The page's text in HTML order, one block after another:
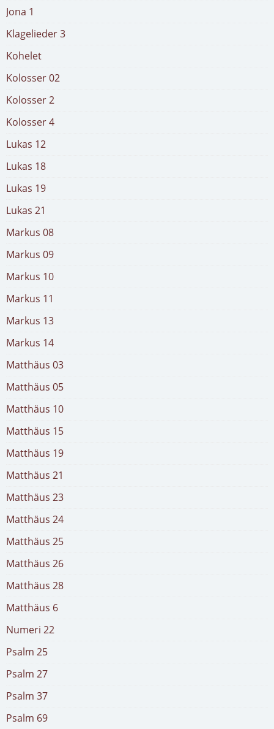
Jona 1
Klagelieder 3
Kohelet
Kolosser 02
Kolosser 2
Kolosser 4
Lukas 12
Lukas 18
Lukas 19
Lukas 21
Markus 08
Markus 09
Markus 10
Markus 11
Markus 13
Markus 14
Matthäus 03
Matthäus 05
Matthäus 10
Matthäus 15
Matthäus 19
Matthäus 21
Matthäus 23
Matthäus 24
Matthäus 25
Matthäus 26
Matthäus 28
Matthäus 6
Numeri 22
Psalm 25
Psalm 27
Psalm 37
Psalm 69